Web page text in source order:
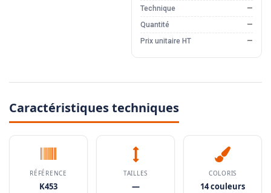
Technique
—
Quantité
—
Prix unitaire HT
—
Caractéristiques techniques
RÉFÉRENCE
K453
TAILLES
—
COLORIS
14 couleurs